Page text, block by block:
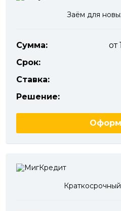
Заём для
Сумма:
от
Срок:
Ставка:
Решение: